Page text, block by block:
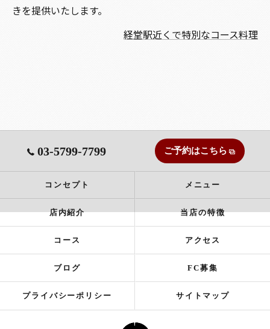
きを提供いたします。
経堂駅近くで特別なコース料理
03-5799-7799 ご予約はこちら
コンセプト メニュー
店内紹介 当店の特徴
コース アクセス
ブログ FC募集
プライバシーポリシー サイトマップ